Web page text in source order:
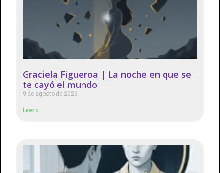
Graciela Figueroa | La noche en que se
te cayó el mundo
9 de agosto de 2026
Leer »